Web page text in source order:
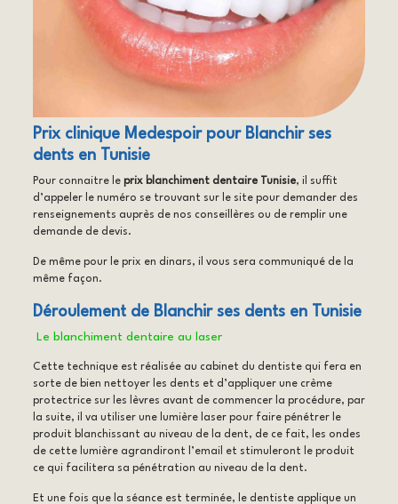
Prix clinique Medespoir pour Blanchir ses
dents en Tunisie
Pour connaitre le prix blanchiment dentaire Tunisie, il suffit
d’appeler le numéro se trouvant sur le site pour demander des
renseignements auprès de nos conseillères ou de remplir une
demande de devis.
De même pour le prix en dinars, il vous sera communiqué de la
même façon.
Déroulement de Blanchir ses dents en Tunisie
Le blanchiment dentaire au laser
Cette technique est réalisée au cabinet du dentiste qui fera en
sorte de bien nettoyer les dents et d’appliquer une crème
protectrice sur les lèvres avant de commencer la procédure, par
la suite, il va utiliser une lumière laser pour faire pénétrer le
produit blanchissant au niveau de la dent, de ce fait, les ondes
de cette lumière agrandiront l’email et stimuleront le produit
ce qui facilitera sa pénétration au niveau de la dent.
Et une fois que la séance est terminée, le dentiste applique un